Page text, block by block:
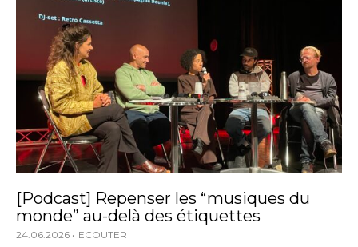
[Podcast] Repenser les “musiques du
monde” au-delà des étiquettes
24.06.2026 ECOUTER